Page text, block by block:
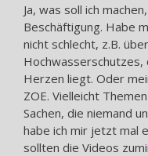
Ja, was soll ich
Beschäftigung. Habe
nicht schlecht, z.B.
Hochwasserschutzes,
Herzen liegt. Oder
ZOE. Vielleicht
Sachen, die niemand
habe ich mir jetzt mal
sollten die Videos